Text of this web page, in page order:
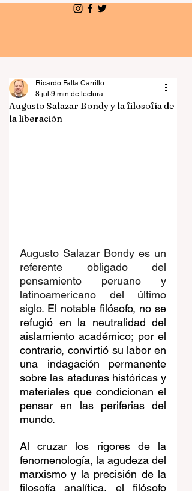
Augusto Salazar Bondy y la filosofía de
la liberación
Ricardo Falla Carrillo
8 jul 9 min de lectura
Augusto Salazar Bondy es un
referente obligado del
pensamiento peruano y
latinoamericano del último
siglo. El notable filósofo, no se
refugió en la neutralidad del
aislamiento académico; por el
contrario, convirtió su labor en
una indagación permanente
sobre las ataduras históricas y
materiales que condicionan el
pensar en las periferias del
mundo.
Al cruzar los rigores de la
fenomenología, la agudeza del
marxismo y la precisión de la
filosofía analítica, el filósofo